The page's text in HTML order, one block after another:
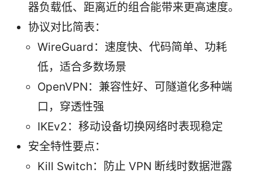
器负载低、距离近的组合能带来更高速度。
协议对比简表：
WireGuard：速度快、代码简单、功耗
低，适合多数场景
OpenVPN：兼容性好、可隧道化多种端
口，穿透性强
IKEv2：移动设备切换网络时表现稳定
安全特性要点：
Kill Switch：防止 VPN 断线时数据泄露